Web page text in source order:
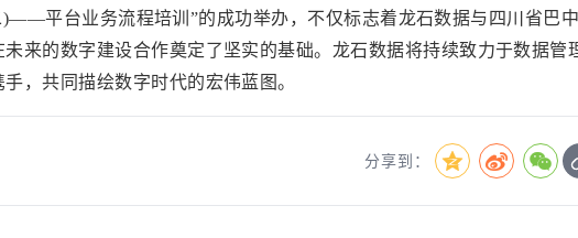
平台业务流程培训”的成功举办，不仅标志着龙石数据与四川省巴
来的数字建设合作奠定了坚实的基础。龙石数据将持续致力于数据管
，共同描绘数字时代的宏伟蓝图。
分享到：